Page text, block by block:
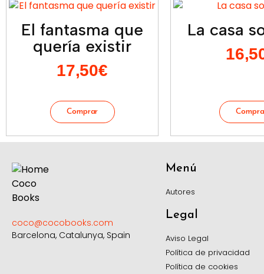
El fantasma que
quería existir
17,50€
La casa
coco@cocobooks.com
Barcelona, Catalunya, Spain
Menú
Autores
Legal
Aviso Legal
Política de privacidad
Política de cookies